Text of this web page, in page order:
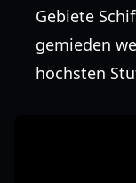
Gebiete
gemieden
höchsten